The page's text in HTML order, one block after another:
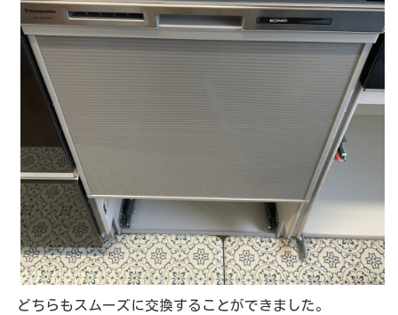
どちらもスムーズに交換することができました。